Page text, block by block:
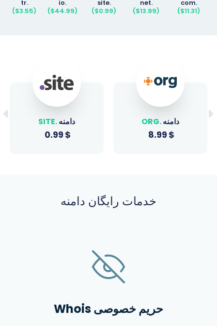
.com
($11.31)
.net
($13.99)
.site
($0.99)
.io
($44.99)
.tr
($3.55)
دامنه.ORG
$
8.99
دامنه.SITE
$
0.99
خدمات رایگان دامنه
حریم خصوصی Whois